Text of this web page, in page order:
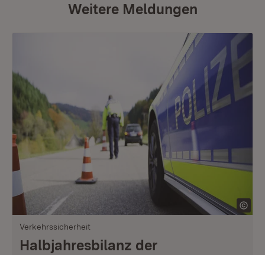
Weitere Meldungen
Verkehrssicherheit
Halbjahresbilanz der